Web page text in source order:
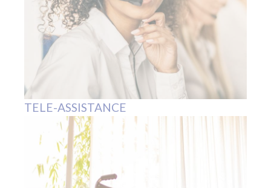
MATERIEL DE SANTE
Ce site utilise des
cookies et vous donne le
contrôle sur ceux que
vous souhaitez activer